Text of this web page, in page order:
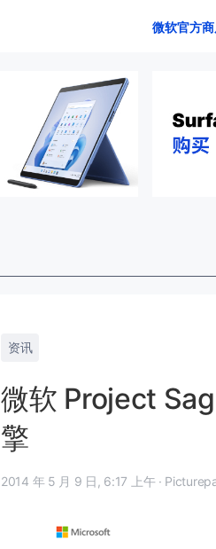
微软官方
资讯
微软 Project
擎
2014 年 5 月 9 日, 6:17 上午 ·